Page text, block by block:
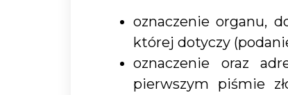
oznaczenie organu,
której dotyczy
oznaczenie oraz
pierwszym piśmie